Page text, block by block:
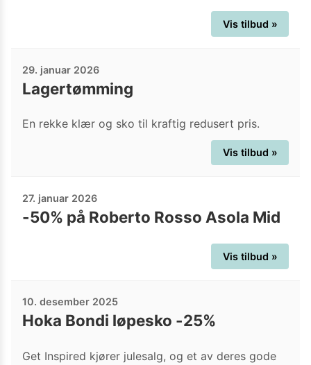
Vis tilbud »
29. januar 2026
Lagertømming
En rekke klær og sko til kraftig redusert pris.
Vis tilbud »
27. januar 2026
-50% på Roberto Rosso Asola Mid
Vis tilbud »
10. desember 2025
Hoka Bondi løpesko -25%
Get Inspired kjører julesalg, og et av deres gode